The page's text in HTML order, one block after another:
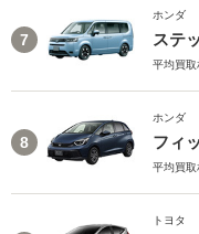
7
ホンダ
ステ
平均買取
8
ホンダ
フィ
平均買取
トヨタ